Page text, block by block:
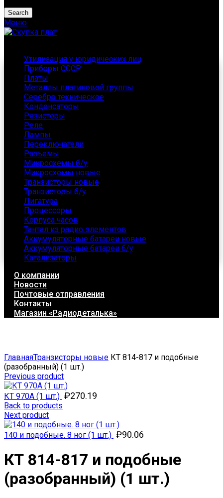
Search
Меню
Утилизация у юридических лиц
Приборы СССР
Платы
Металлы платиновой группы
Серебро техническое
Конденсаторы
Резисторы
Реле
Лампы
Переключатели
Разъемы
Микросхемы б/у
Микросхемы новые
Транзисторы новые
Транзисторы б/у
Лигатура
Процессоры
Корпуса часов
Тантал из радио элементов
Аккумуляторные батареи новые
Аккумуляторные батареи б/у
Катализаторы
О компании
Новости
Почтовые отправления
Контакты
Магазин «Радиодеталька»
ГлавнаяТранзисторы новые КТ 814-817 и подобные
(разобранный) (1 шт.)
Previous product
КТ 970А (1 шт.) ₽270.19
Back to products
Next product
140 и подобные. 8 ног (1 шт.) ₽90.06
КТ 814-817 и подобные
(разобранный) (1 шт.)